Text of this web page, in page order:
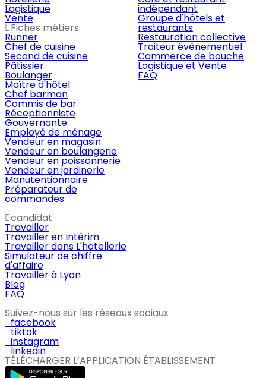
Logistique
Vente
Fiches métiers
Runner
Chef de cuisine
Second de cuisine
Pâtissier
Boulanger
Maître d'hôtel
Chef barman
Commis de bar
Réceptionniste
Gouvernante
Employé de ménage
Vendeur en magasin
Vendeur en boulangerie
Vendeur en poissonnerie
Vendeur en jardinerie
Manutentionnaire
Préparateur de
commandes
indépendant
Groupe d'hôtels et
restaurants
Restauration collective
Traiteur évènementiel
Commerce de bouche
Logistique et Vente
FAQ
candidat
Travailler
Travailler en Intérim
Travailler dans L'hotellerie
Simulateur de chiffre
d'affaire
Travailler à Lyon
Blog
FAQ
Suivez-nous sur les réseaux sociaux
facebook
tiktok
instagram
linkedin
TÉLÉCHARGER L’APPLICATION ÉTABLISSEMENT